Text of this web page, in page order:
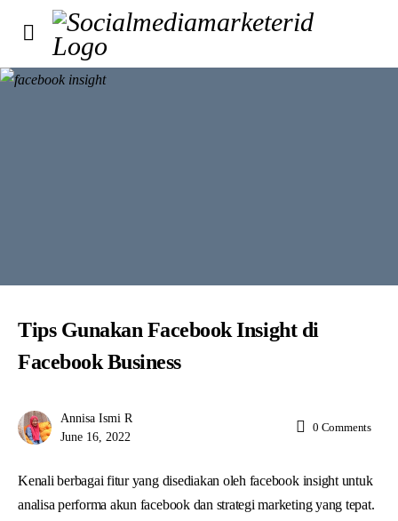
Tips Gunakan Facebook Insight di
Facebook Business
Annisa Ismi R
June 16, 2022
0 Comments
Kenali berbagai fitur yang disediakan oleh facebook insight untuk
analisa performa akun facebook dan strategi marketing yang tepat.